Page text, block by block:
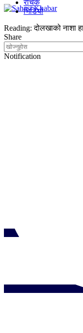
रोचक
भिडियो
Reading: दोलखाको नाशा
Share
Notification